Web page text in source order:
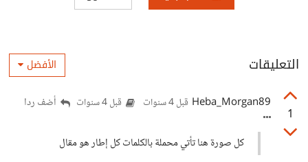
التعليقات الأفضل
1
Heba_Morgan89 قبل 4 سنوات قبل 4 سنوات أضف ردا
كل صورة هنا تأتي محملة بالكلمات كل إطار هو مقال